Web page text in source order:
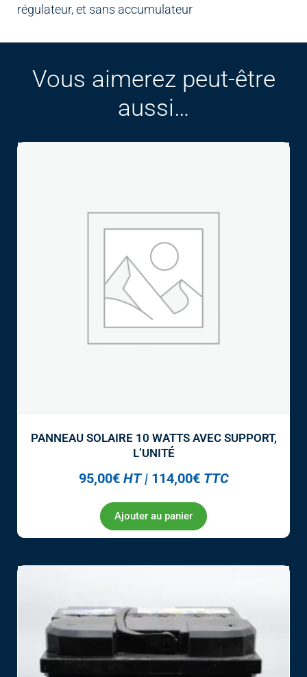
régulateur, et sans accumulateur
Vous aimerez peut-être
aussi…
PANNEAU SOLAIRE 10 WATTS AVEC SUPPORT,
L’UNITÉ
95,00€ HT | 114,00€ TTC
Ajouter au panier